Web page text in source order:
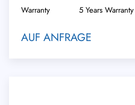
Warranty
5 Years Warranty
AUF ANFRAGE